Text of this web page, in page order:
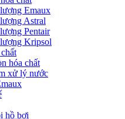
Emaux
Astral
Pentair
Kripsol
hóa chất
xử lý nước
hồ bơi